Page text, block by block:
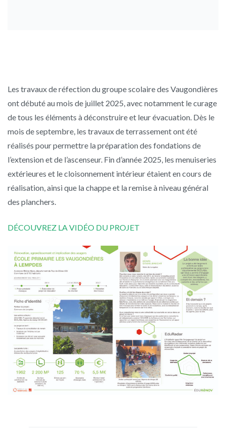
Les travaux de réfection du groupe scolaire des Vaugondières
ont débuté au mois de juillet 2025, avec notamment le curage
de tous les éléments à déconstruire et leur évacuation. Dès le
mois de septembre, les travaux de terrassement ont été
réalisés pour permettre la préparation des fondations de
l’extension et de l’ascenseur. Fin d’année 2025, les menuiseries
extérieures et le cloisonnement intérieur étaient en cours de
réalisation, ainsi que la chappe et la remise à niveau général
des planchers.
DÉCOUVREZ LA VIDÉO DU PROJET